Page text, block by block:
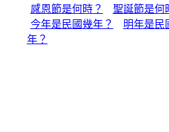
感恩節是何時？ 聖誕節是何
今年是民國幾年？
明年是民
年？